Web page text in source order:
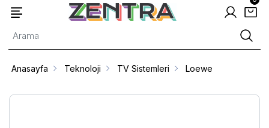
Anasayfa Teknoloji TV Sistemleri Loewe